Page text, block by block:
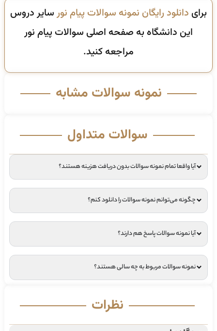
برای دانلود رایگان نمونه سوالات پیام نورسایر دروس
این دانشگاه به صفحه اصلی سوالات پیام نور
مراجعه کنید.
نمونه سوالات مشابه
سوالات متداول
آیا واقعا تمام نمونه سوالات بدون دریافت هزینه هستند؟
چگونه می‌توانم نمونه سوالات را دانلود کنم؟
آیا نمونه سوالات پاسخ هم دارند؟
نمونه سوالات مربوط به چه سالی هستند؟
نظرات